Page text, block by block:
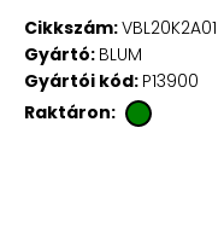
Cikkszám:VBL20K2A01
Gyártó: BLUM
Gyártói kód: P13900
Raktáron: